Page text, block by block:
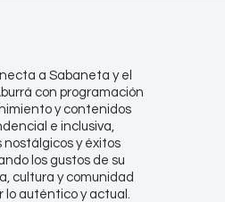
a Sabaneta y el
con programación
y contenidos
e inclusiva,
nostálgicos y éxitos
los gustos de su
cultura y comunidad
lo auténtico y actual.